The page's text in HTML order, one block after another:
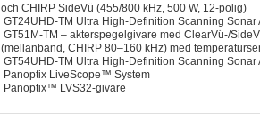
och CHIRP SideVü (455/800 kHz, 500 W, 12-polig)
GT24UHD-TM Ultra High-Definition Scanning
GT51M-TM – akterspegelgivare med ClearVü-/
(mellanband, CHIRP 80–160 kHz) med
GT54UHD-TM Ultra High-Definition Scanning
Panoptix LiveScope™ System
Panoptix™ LVS32-givare